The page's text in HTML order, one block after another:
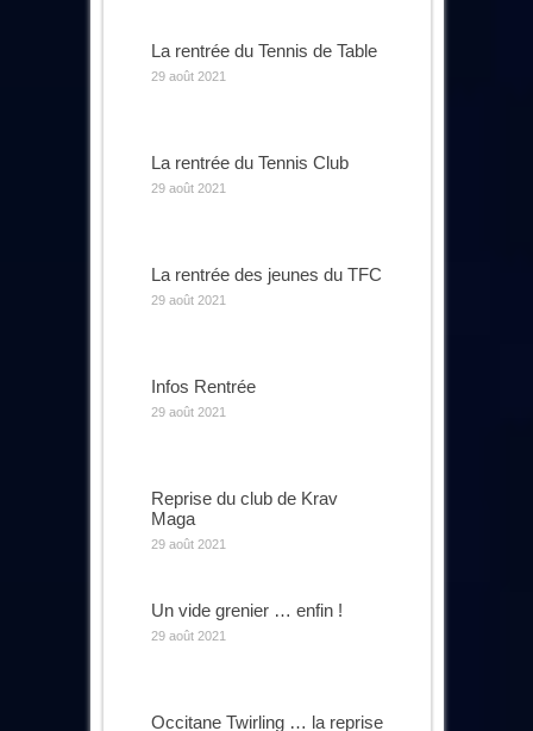
La rentrée du Tennis de Table
29 août 2021
La rentrée du Tennis Club
29 août 2021
La rentrée des jeunes du TFC
29 août 2021
Infos Rentrée
29 août 2021
Reprise du club de Krav
Maga
29 août 2021
Un vide grenier … enfin !
29 août 2021
Occitane Twirling … la reprise